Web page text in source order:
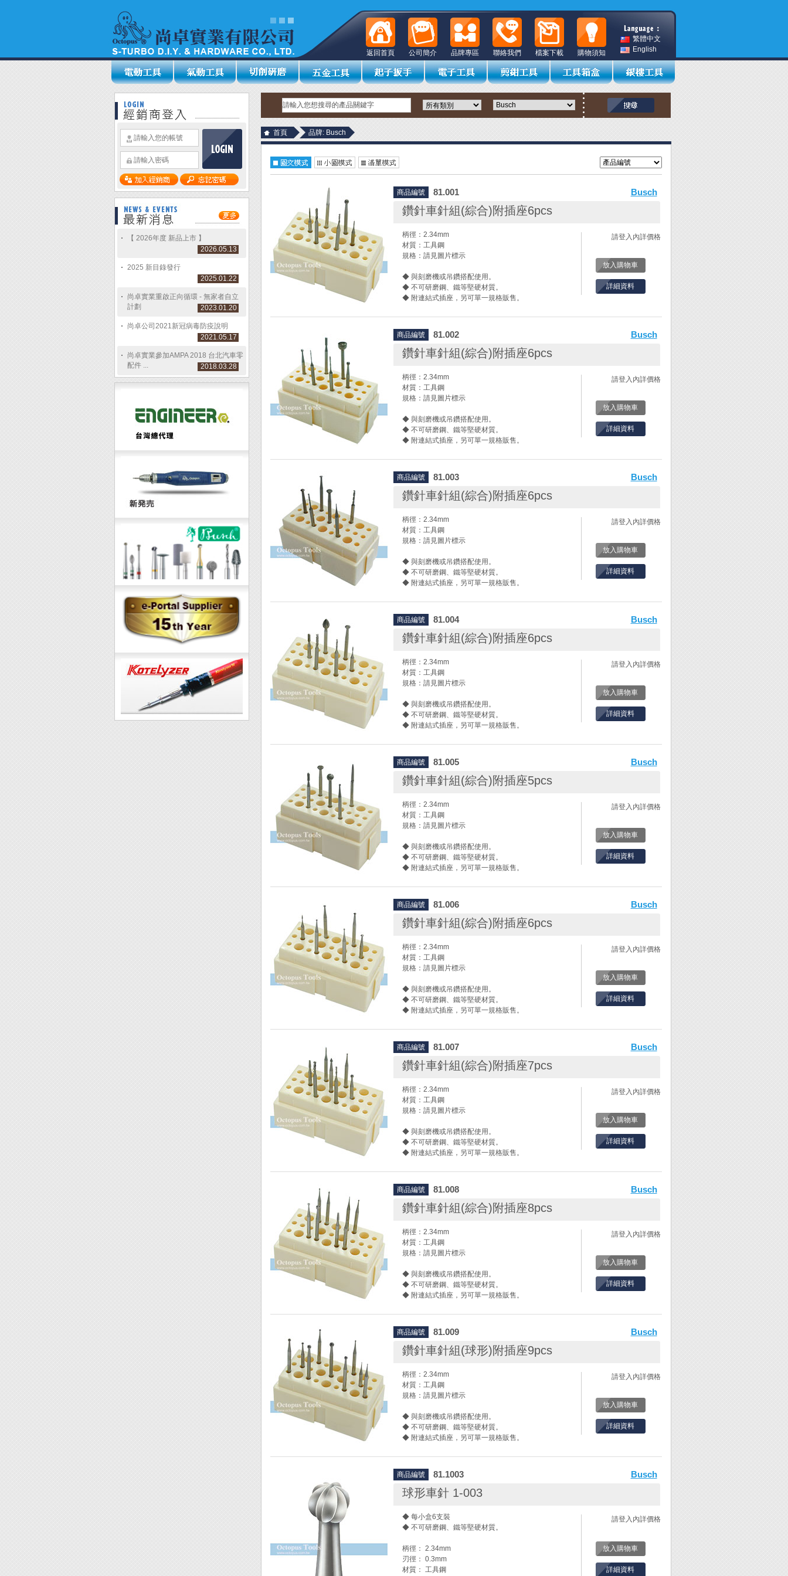
繁體中文
English
購物須知
檔案下載
聯絡我們
品牌專區
公司簡介
返回首頁
【 2026年度 新品上市 】
2026.05.13
2025 新目錄發行
2025.01.22
尚卓實業重啟正向循環 - 無家者自立
計劃
2023.01.20
尚卓公司2021新冠病毒防疫說明
2021.05.17
尚卓實業參加AMPA 2018 台北汽車零
配件 ...
2018.03.28
首頁 品牌: Busch
Busch
商品編號 81.001
鑽針車針組(綜合)附插座6pcs
柄徑：2.34mm
材質：工具鋼
規格：請見圖片標示
◆ 與刻磨機或吊鑽搭配使用。
◆ 不可研磨鋼、鐵等堅硬材質。
◆ 附連結式插座，另可單一規格販售。
尚卓實業代理全品項德國Busch鳥牌/啄木鳥鑽針/鑼針/
車針/絞刀/刻磨刀/滾磨刀，我們有各種尺寸與形狀的研
磨頭，並提供鎢鋼、高速鋼…等材質供客戶選擇，不論
是飛輪、吸珠形、球形、狼牙棒、波羅頭、鑽針….等
各種形狀，我們提供您一站式的採購服務，是銷售金工
工具的您最佳的供應商選擇！
德國Busch原廠影片
請登入內詳價格
放入購物車
詳細資料
Busch
商品編號 81.002
鑽針車針組(綜合)附插座6pcs
柄徑：2.34mm
材質：工具鋼
規格：請見圖片標示
◆ 與刻磨機或吊鑽搭配使用。
◆ 不可研磨鋼、鐵等堅硬材質。
◆ 附連結式插座，另可單一規格販售。
尚卓實業代理全品項德國Busch鳥牌/啄木鳥鑽針/鑼針/
車針/絞刀/刻磨刀/滾磨刀，我們有各種尺寸與形狀的研
磨頭，並提供鎢鋼、高速鋼…等材質供客戶選擇，不論
是飛輪、吸珠形、球形、狼牙棒、波羅頭、鑽針….等
各種形狀，我們提供您一站式的採購服務，是銷售金工
工具的您最佳的供應商選擇！
德國Busch原廠影片
請登入內詳價格
放入購物車
詳細資料
Busch
商品編號 81.003
鑽針車針組(綜合)附插座6pcs
柄徑：2.34mm
材質：工具鋼
規格：請見圖片標示
◆ 與刻磨機或吊鑽搭配使用。
◆ 不可研磨鋼、鐵等堅硬材質。
◆ 附連結式插座，另可單一規格販售。
尚卓實業代理全品項德國Busch鳥牌/啄木鳥鑽針/鑼針/
車針/絞刀/刻磨刀/滾磨刀，我們有各種尺寸與形狀的研
磨頭，並提供鎢鋼、高速鋼…等材質供客戶選擇，不論
是飛輪、吸珠形、球形、狼牙棒、波羅頭、鑽針….等
各種形狀，我們提供您一站式的採購服務，是銷售金工
工具的您最佳的供應商選擇！
德國Busch原廠影片
請登入內詳價格
放入購物車
詳細資料
Busch
商品編號 81.004
鑽針車針組(綜合)附插座6pcs
柄徑：2.34mm
材質：工具鋼
規格：請見圖片標示
◆ 與刻磨機或吊鑽搭配使用。
◆ 不可研磨鋼、鐵等堅硬材質。
◆ 附連結式插座，另可單一規格販售。
尚卓實業代理全品項德國Busch鳥牌/啄木鳥鑽針/鑼針/
車針/絞刀/刻磨刀/滾磨刀，我們有各種尺寸與形狀的研
磨頭，並提供鎢鋼、高速鋼…等材質供客戶選擇，不論
是飛輪、吸珠形、球形、狼牙棒、波羅頭、鑽針….等
各種形狀，我們提供您一站式的採購服務，是銷售金工
工具的您最佳的供應商選擇！
德國Busch原廠影片
請登入內詳價格
放入購物車
詳細資料
Busch
商品編號 81.005
鑽針車針組(綜合)附插座5pcs
柄徑：2.34mm
材質：工具鋼
規格：請見圖片標示
◆ 與刻磨機或吊鑽搭配使用。
◆ 不可研磨鋼、鐵等堅硬材質。
◆ 附連結式插座，另可單一規格販售。
尚卓實業代理全品項德國Busch鳥牌/啄木鳥鑽針/鑼針/
車針/絞刀/刻磨刀/滾磨刀，我們有各種尺寸與形狀的研
磨頭，並提供鎢鋼、高速鋼…等材質供客戶選擇，不論
是飛輪、吸珠形、球形、狼牙棒、波羅頭、鑽針….等
各種形狀，我們提供您一站式的採購服務，是銷售金工
工具的您最佳的供應商選擇！
德國Busch原廠影片
請登入內詳價格
放入購物車
詳細資料
Busch
商品編號 81.006
鑽針車針組(綜合)附插座6pcs
柄徑：2.34mm
材質：工具鋼
規格：請見圖片標示
◆ 與刻磨機或吊鑽搭配使用。
◆ 不可研磨鋼、鐵等堅硬材質。
◆ 附連結式插座，另可單一規格販售。
尚卓實業代理全品項德國Busch鳥牌/啄木鳥鑽針/鑼針/
車針/絞刀/刻磨刀/滾磨刀，我們有各種尺寸與形狀的研
磨頭，並提供鎢鋼、高速鋼…等材質供客戶選擇，不論
是飛輪、吸珠形、球形、狼牙棒、波羅頭、鑽針….等
各種形狀，我們提供您一站式的採購服務，是銷售金工
工具的您最佳的供應商選擇！
德國Busch原廠影片
請登入內詳價格
放入購物車
詳細資料
Busch
商品編號 81.007
鑽針車針組(綜合)附插座7pcs
柄徑：2.34mm
材質：工具鋼
規格：請見圖片標示
◆ 與刻磨機或吊鑽搭配使用。
◆ 不可研磨鋼、鐵等堅硬材質。
◆ 附連結式插座，另可單一規格販售。
尚卓實業代理全品項德國Busch鳥牌/啄木鳥鑽針/鑼針/
車針/絞刀/刻磨刀/滾磨刀，我們有各種尺寸與形狀的研
磨頭，並提供鎢鋼、高速鋼…等材質供客戶選擇，不論
是飛輪、吸珠形、球形、狼牙棒、波羅頭、鑽針….等
各種形狀，我們提供您一站式的採購服務，是銷售金工
工具的您最佳的供應商選擇！
德國Busch原廠影片
請登入內詳價格
放入購物車
詳細資料
Busch
商品編號 81.008
鑽針車針組(綜合)附插座8pcs
柄徑：2.34mm
材質：工具鋼
規格：請見圖片標示
◆ 與刻磨機或吊鑽搭配使用。
◆ 不可研磨鋼、鐵等堅硬材質。
◆ 附連結式插座，另可單一規格販售。
尚卓實業代理全品項德國Busch鳥牌/啄木鳥鑽針/鑼針/
車針/絞刀/刻磨刀/滾磨刀，我們有各種尺寸與形狀的研
磨頭，並提供鎢鋼、高速鋼…等材質供客戶選擇，不論
是飛輪、吸珠形、球形、狼牙棒、波羅頭、鑽針….等
各種形狀，我們提供您一站式的採購服務，是銷售金工
工具的您最佳的供應商選擇！
德國Busch原廠影片
請登入內詳價格
放入購物車
詳細資料
Busch
商品編號 81.009
鑽針車針組(球形)附插座9pcs
柄徑：2.34mm
材質：工具鋼
規格：請見圖片標示
◆ 與刻磨機或吊鑽搭配使用。
◆ 不可研磨鋼、鐵等堅硬材質。
◆ 附連結式插座，另可單一規格販售。
尚卓實業代理全品項德國Busch鳥牌/啄木鳥鑽針/鑼針/
車針/絞刀/刻磨刀/滾磨刀，我們有各種尺寸與形狀的研
磨頭，並提供鎢鋼、高速鋼…等材質供客戶選擇，不論
是飛輪、吸珠形、球形、狼牙棒、波羅頭、鑽針….等
各種形狀，我們提供您一站式的採購服務，是銷售金工
工具的您最佳的供應商選擇！
德國Busch原廠影片
請登入內詳價格
放入購物車
詳細資料
Busch
商品編號 81.1003
球形車針 1-003
◆ 每小盒6支裝
◆ 不可研磨鋼、鐵等堅硬材質。
柄徑： 2.34mm
刃徑： 0.3mm
材質： 工具鋼
請登入內詳價格
放入購物車
詳細資料